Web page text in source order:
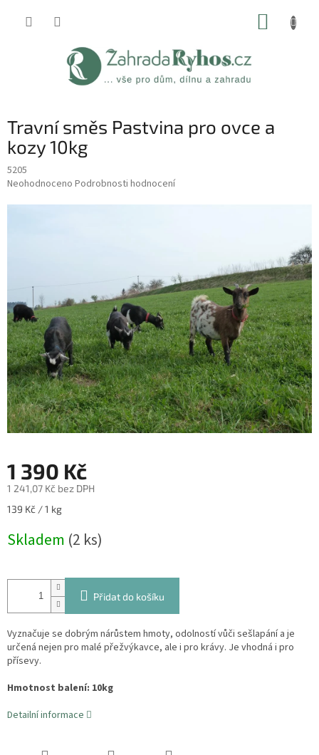
Travní směs Pastvina pro ovce a
kozy 10kg
5205
Průměrné
Neohodnoceno Podrobnosti hodnocení
1 390 Kč
1 241,07 Kč bez DPH
Měrná
139 Kč / 1 kg
Skladem (2 ks)
Přidat do košíku
Vyznačuje se dobrým nárůstem hmoty, odolností vůči sešlapání a je
určená nejen pro malé přežvýkavce, ale i pro krávy. Je vhodná i pro
přísevy.
Hmotnost balení: 10kg
Detailní informace